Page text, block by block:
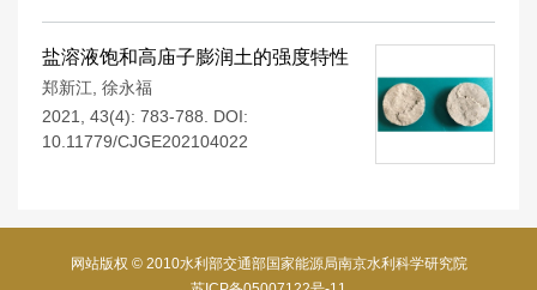
盐溶液饱和高庙子膨润土的强度特性
郑新江 徐永福
2021, 43(4): 783-788.
DOI:
10.11779/CJGE202104022
网站版权 © 2010水利部交通部国家能源局南京水利科学研究院